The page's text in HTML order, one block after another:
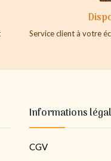
Service client à votre
Informations
CGV